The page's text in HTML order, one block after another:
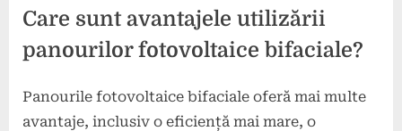
Care sunt avantajele utilizării
panourilor fotovoltaice bifaciale?
Panourile fotovoltaice bifaciale oferă mai multe
avantaje, inclusiv o eficiență mai mare, o